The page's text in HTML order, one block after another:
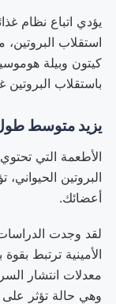
يؤدي اتباع نظام
استقلاب
كيتون وبيلة
باستقلاب البروتين
يزيد متوسط
الأطعمة التي
البروتين
أعضائك.
لقد وجدت
الأمينية ترتبط
معدلات انتشار
وهي حالة تؤثر على